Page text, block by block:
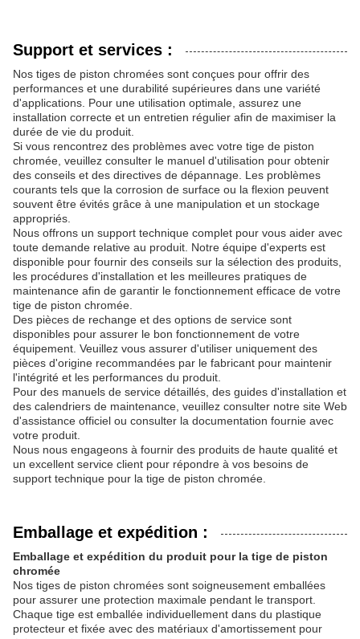
Support et services :
Nos tiges de piston chromées sont conçues pour offrir des
performances et une durabilité supérieures dans une variété
d'applications. Pour une utilisation optimale, assurez une
installation correcte et un entretien régulier afin de maximiser la
durée de vie du produit.
Si vous rencontrez des problèmes avec votre tige de piston
chromée, veuillez consulter le manuel d'utilisation pour obtenir
des conseils et des directives de dépannage. Les problèmes
courants tels que la corrosion de surface ou la flexion peuvent
souvent être évités grâce à une manipulation et un stockage
appropriés.
Nous offrons un support technique complet pour vous aider avec
toute demande relative au produit. Notre équipe d'experts est
disponible pour fournir des conseils sur la sélection des produits,
les procédures d'installation et les meilleures pratiques de
maintenance afin de garantir le fonctionnement efficace de votre
tige de piston chromée.
Des pièces de rechange et des options de service sont
disponibles pour assurer le bon fonctionnement de votre
équipement. Veuillez vous assurer d'utiliser uniquement des
pièces d'origine recommandées par le fabricant pour maintenir
l'intégrité et les performances du produit.
Pour des manuels de service détaillés, des guides d'installation et
des calendriers de maintenance, veuillez consulter notre site Web
d'assistance officiel ou consulter la documentation fournie avec
votre produit.
Nous nous engageons à fournir des produits de haute qualité et
un excellent service client pour répondre à vos besoins de
support technique pour la tige de piston chromée.
Emballage et expédition :
Emballage et expédition du produit pour la tige de piston
chromée
Nos tiges de piston chromées sont soigneusement emballées
pour assurer une protection maximale pendant le transport.
Chaque tige est emballée individuellement dans du plastique
protecteur et fixée avec des matériaux d'amortissement pour